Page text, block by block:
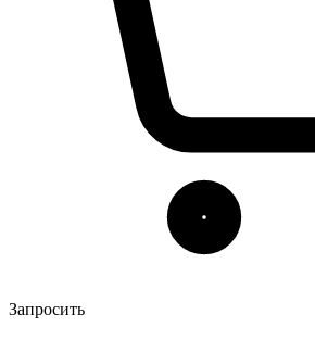
Запросить